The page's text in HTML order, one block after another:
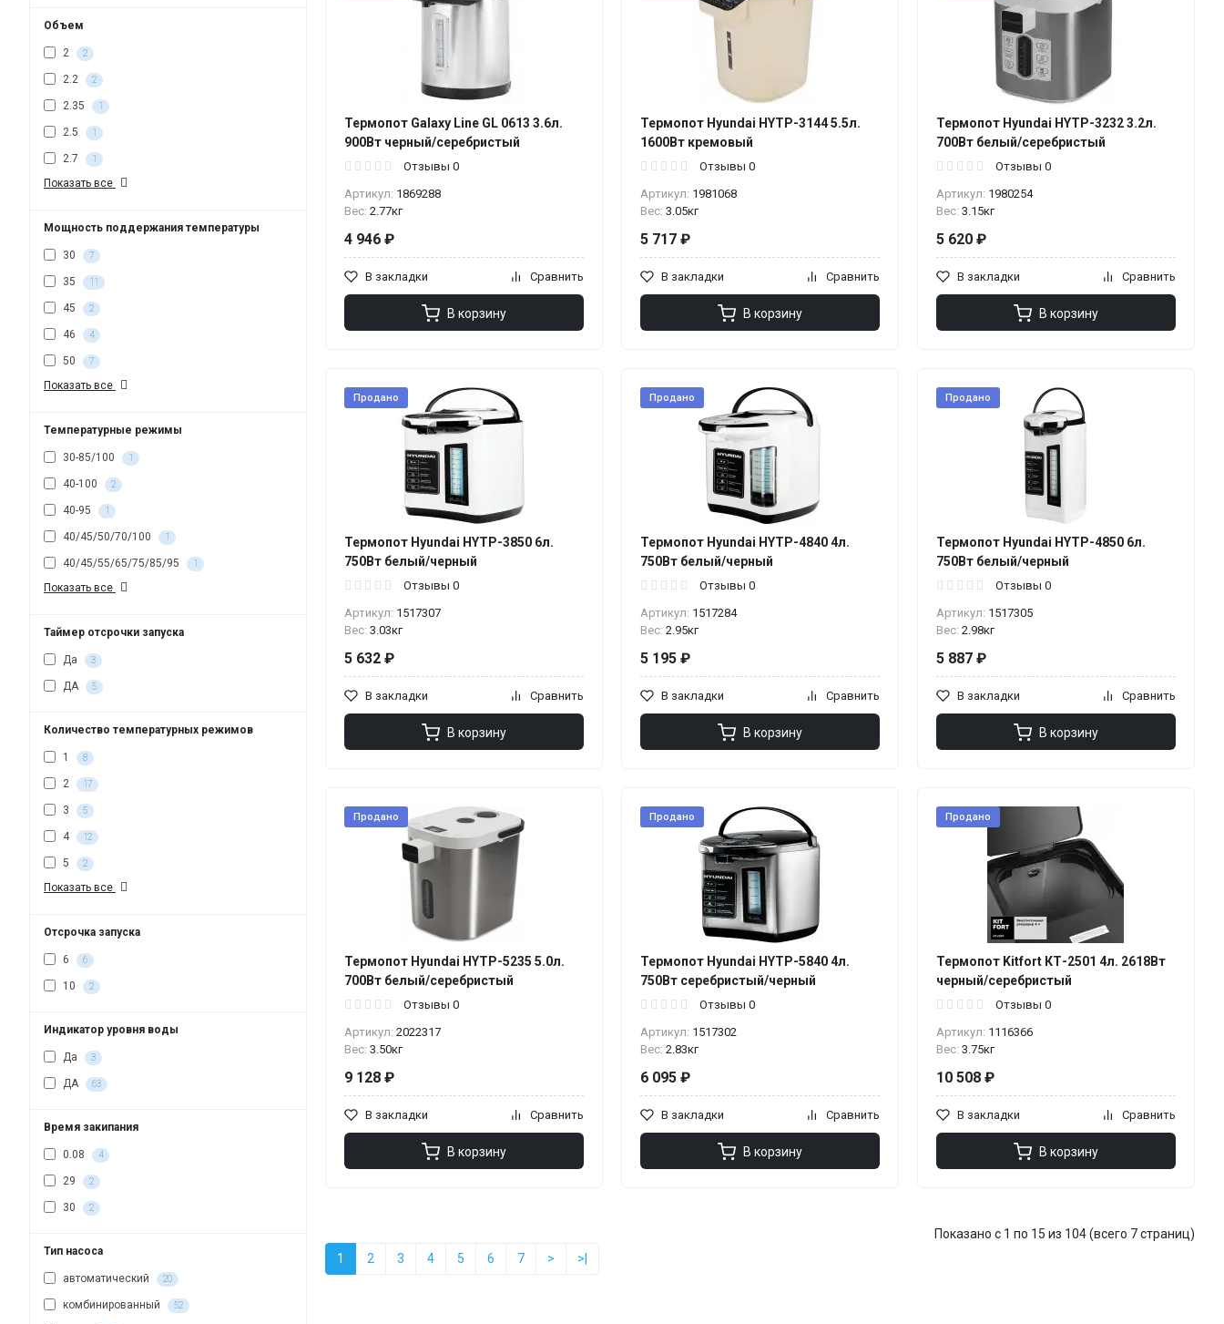
Объем
2 2
2.2 2
2.35 1
2.5 1
2.7 1
Показать все
Мощность поддержания температуры
30 7
35 11
45 2
46 4
50 7
Показать все
Температурные режимы
30-85/100 1
40-100 2
40-95 1
40/45/50/70/100 1
40/45/55/65/75/85/95 1
Показать все
Таймер отсрочки запуска
Да 3
ДА 5
Количество температурных режимов
1 8
2 17
3 5
4 12
5 2
Показать все
Отсрочка запуска
6 6
10 2
Индикатор уровня воды
Да 3
ДА 63
Время закипания
0.08 4
29 2
30 2
Тип насоса
автоматический 20
комбинированный 52
Термопот Galaxy Line GL 0613 3.6л.
900Вт черный/серебристый
Отзывы 0
Артикул: 1869288
Вес: 2.77кг
4 946 ₽
В закладки Сравнить
В корзину
Термопот Hyundai HYTP-3144 5.5л.
1600Вт кремовый
Отзывы 0
Артикул: 1981068
Вес: 3.05кг
5 717 ₽
В закладки Сравнить
В корзину
Термопот Hyundai HYTP-3232 3.2л.
700Вт белый/серебристый
Отзывы 0
Артикул: 1980254
Вес: 3.15кг
5 620 ₽
В закладки Сравнить
В корзину
Продано
Термопот Hyundai HYTP-3850 6л.
750Вт белый/черный
Отзывы 0
Артикул: 1517307
Вес: 3.03кг
5 632 ₽
В закладки Сравнить
В корзину
Продано
Термопот Hyundai HYTP-4840 4л.
750Вт белый/черный
Отзывы 0
Артикул: 1517284
Вес: 2.95кг
5 195 ₽
В закладки Сравнить
В корзину
Продано
Термопот Hyundai HYTP-4850 6л.
750Вт белый/черный
Отзывы 0
Артикул: 1517305
Вес: 2.98кг
5 887 ₽
В закладки Сравнить
В корзину
Продано
Термопот Hyundai HYTP-5235 5.0л.
700Вт белый/серебристый
Отзывы 0
Артикул: 2022317
Вес: 3.50кг
9 128 ₽
В закладки Сравнить
В корзину
Продано
Термопот Hyundai HYTP-5840 4л.
750Вт серебристый/черный
Отзывы 0
Артикул: 1517302
Вес: 2.83кг
6 095 ₽
В закладки Сравнить
В корзину
Продано
Термопот Kitfort КТ-2501 4л. 2618Вт
черный/серебристый
Отзывы 0
Артикул: 1116366
Вес: 3.75кг
10 508 ₽
В закладки Сравнить
В корзину
1 2 3 4 5 6 7 > >|
Показано с 1 по 15 из 104 (всего 7 страниц)